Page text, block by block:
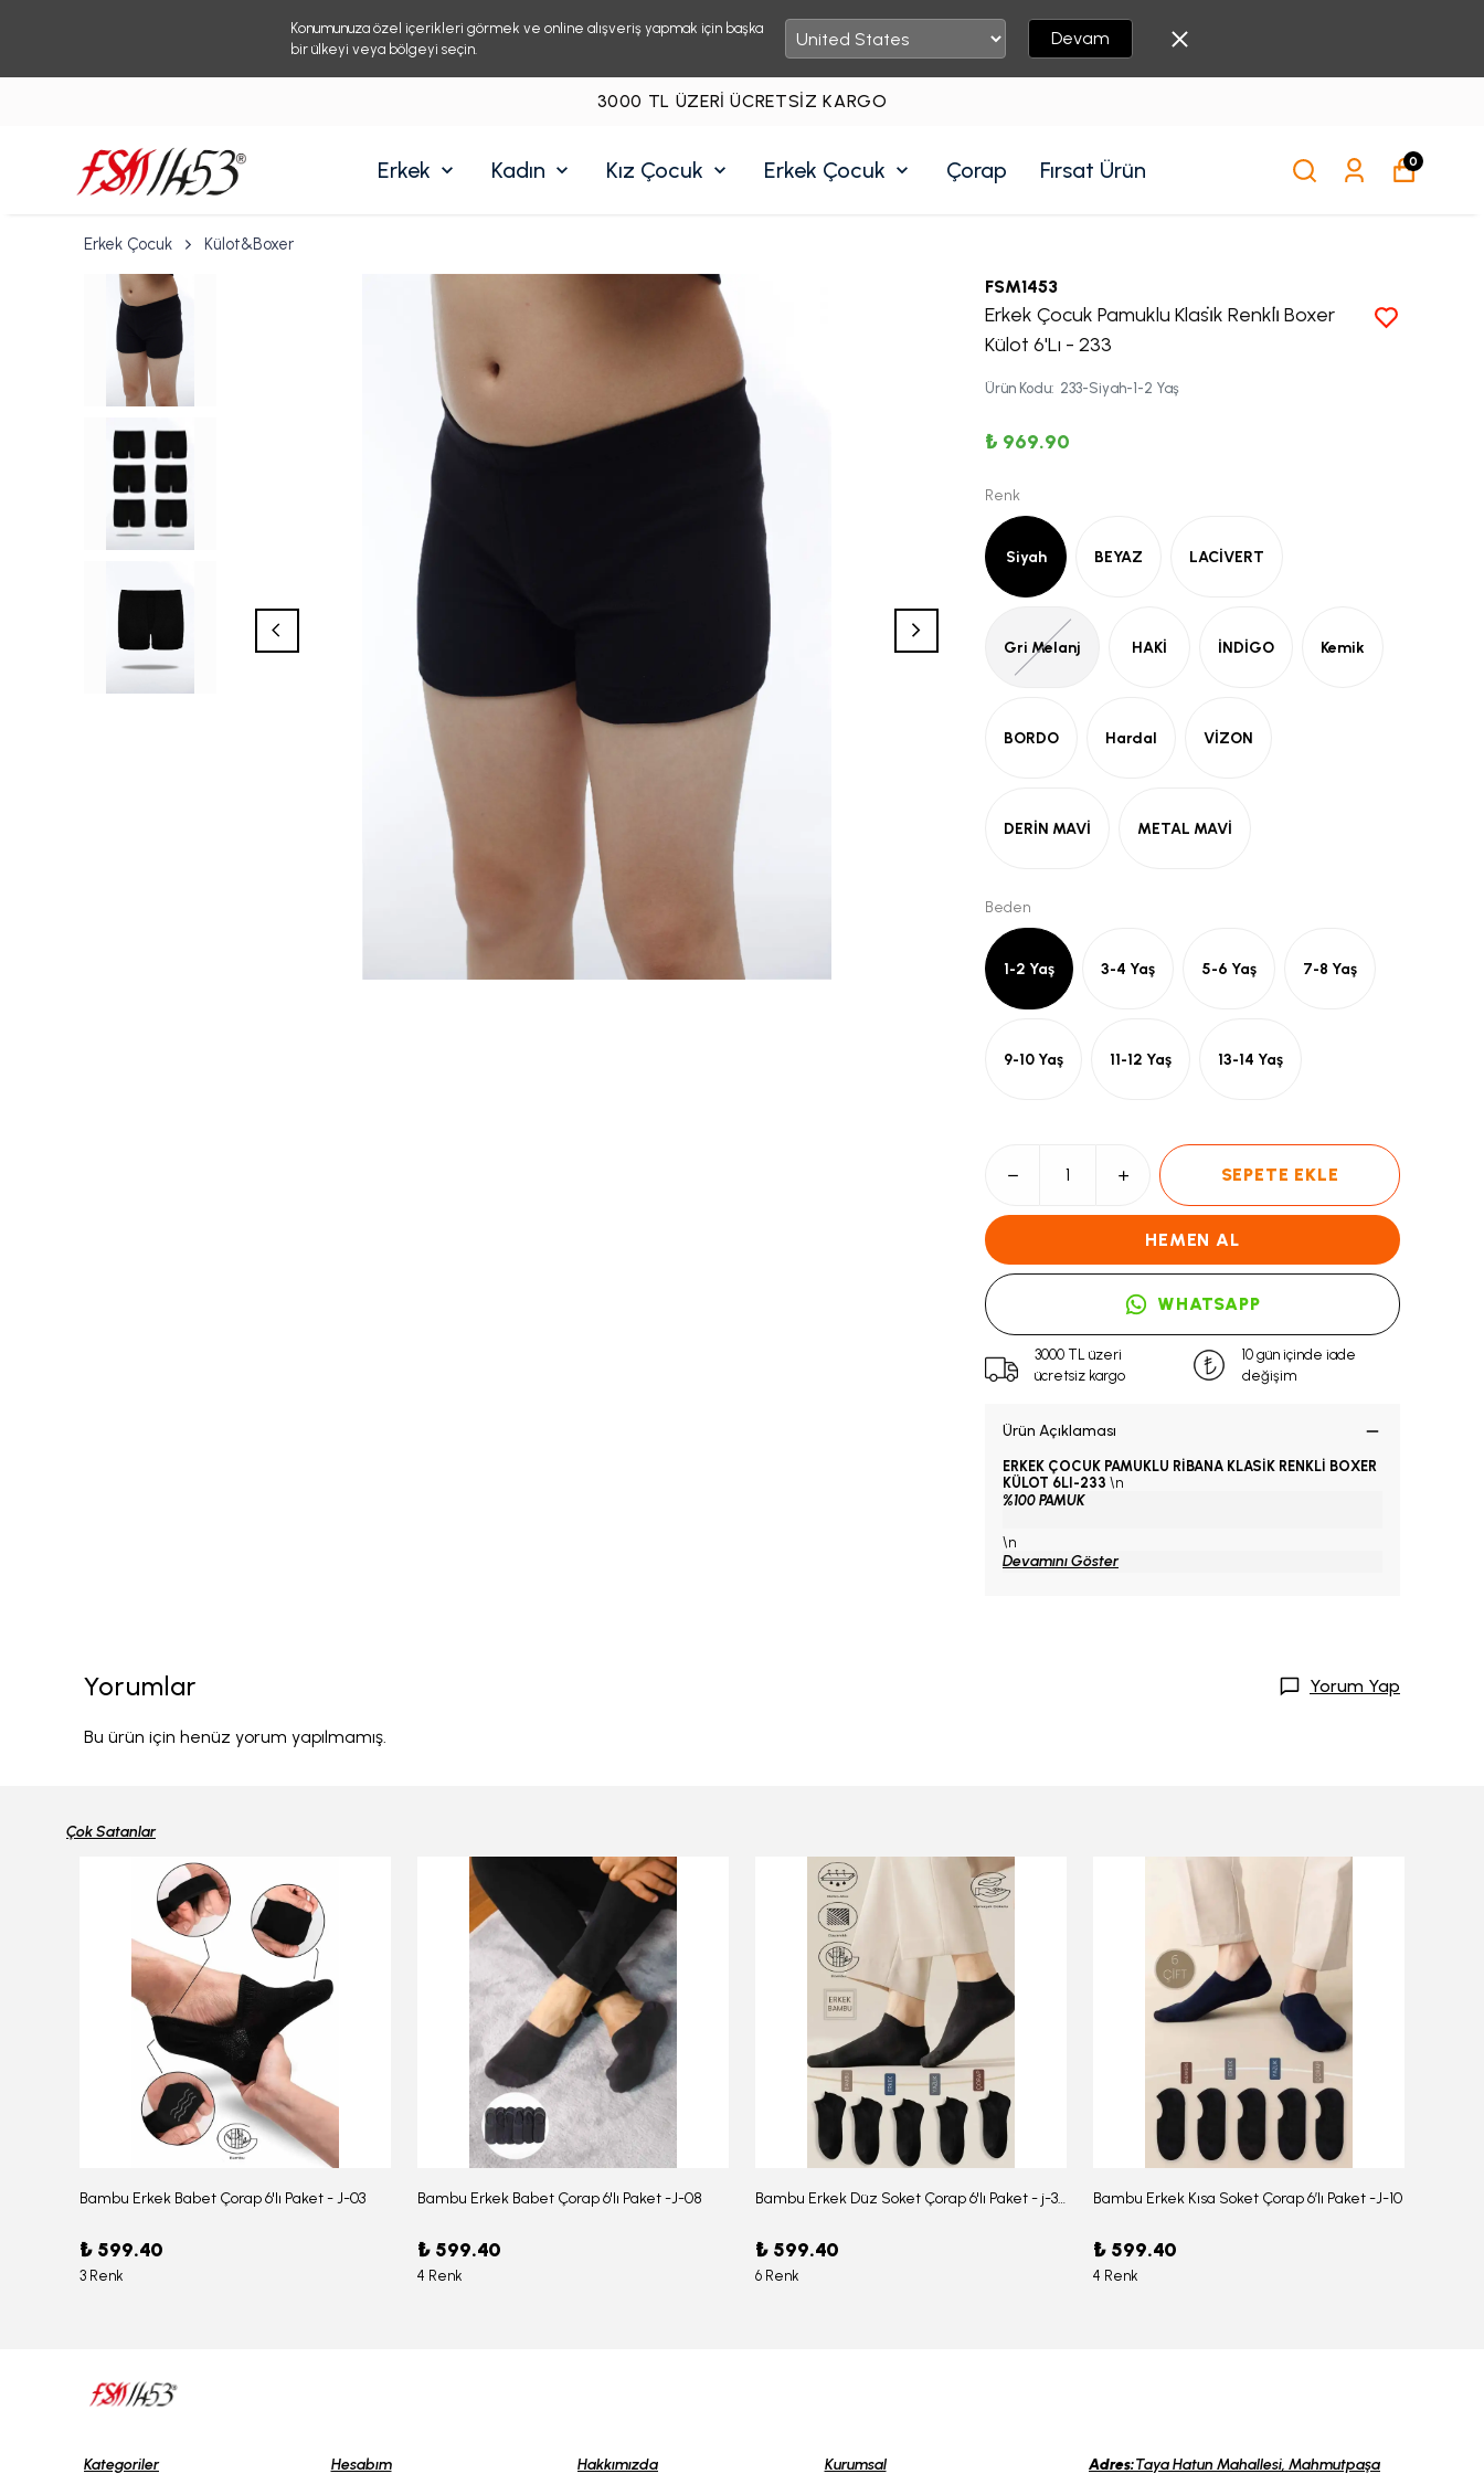
Konumunuza özel içerikleri görmek ve online alışveriş yapmak için başka
bir ülkeyi veya bölgeyi seçin.
Devam
3000 TL ÜZERI ÜCRETSIZ KARGO
Erkek Kadın Kız Çocuk Erkek Çocuk Çorap Fırsat Ürün 0
Erkek Çocuk Külot&Boxer
FSM1453
Erkek Çocuk Pamuklu Klasi̇k Renkli̇ Boxer
Külot 6'Lı - 233
Ürün Kodu: 233-Siyah-1-2 Yaş
₺ 969.90
Renk
Siyah BEYAZ LACİVERT
Gri Melanj HAKİ İNDİGO Kemik
BORDO Hardal VİZON
DERİN MAVİ METAL MAVİ
Beden
1-2 Yaş 3-4 Yaş 5-6 Yaş 7-8 Yaş
9-10 Yaş 11-12 Yaş 13-14 Yaş
SEPETE EKLE
HEMEN AL
WHATSAPP
3000 TL üzeri
ücretsiz kargo
10 gün içinde iade
değişim
Ürün Açıklaması
ERKEK ÇOCUK PAMUKLU RİBANA KLASİK RENKLİ BOXER
KÜLOT 6LI-233 \n
%100 PAMUK
\n
Devamını Göster
Yorumlar Yorum Yap
Bu ürün için henüz yorum yapılmamış.
Çok Satanlar
Bambu Erkek Babet Çorap 6'lı Paket - J-03
₺ 599.40
3 Renk
Bambu Erkek Babet Çorap 6'lı Paket -J-08
₺ 599.40
4 Renk
Bambu Erkek Düz Soket Çorap 6'lı Paket - j-354
₺ 599.40
6 Renk
Bambu Erkek Kısa Soket Çorap 6’lı Paket -J-10
₺ 599.40
4 Renk
Kategoriler Hesabım Hakkımızda Kurumsal Adres:Taya Hatun Mahallesi, Mahmutpaşa